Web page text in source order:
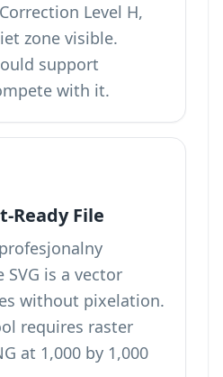
Level H,
zone visible.
support
with it.
Ready File
is a vector
without pixelation.
requires raster
at 1,000 by 1,000